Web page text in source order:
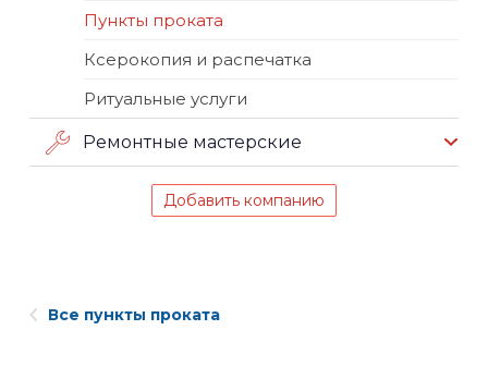
Пункты проката
Ксерокопия и распечатка
Ритуальные услуги
Ремонтные мастерские
Добавить компанию
Все пункты проката